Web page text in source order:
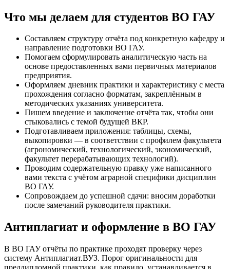
Что мы делаем для студентов ВО ГАУ
Составляем структуру отчёта под конкретную кафедру и
направление подготовки ВО ГАУ.
Помогаем сформулировать аналитическую часть на
основе предоставленных вами первичных материалов
предприятия.
Оформляем дневник практики и характеристику с места
прохождения согласно форматам, закреплённым в
методических указаниях университета.
Пишем введение и заключение отчёта так, чтобы они
стыковались с темой будущей ВКР.
Подготавливаем приложения: таблицы, схемы,
выкопировки — в соответствии с профилем факультета
(агрономический, технологический, экономический,
факультет перерабатывающих технологий).
Проводим содержательную правку уже написанного
вами текста с учётом аграрной специфики дисциплин
ВО ГАУ.
Сопровождаем до успешной сдачи: вносим доработки
после замечаний руководителя практики.
Антиплагиат и оформление в ВО ГАУ
В ВО ГАУ отчёты по практике проходят проверку через
систему Антиплагиат.ВУЗ. Порог оригинальности для